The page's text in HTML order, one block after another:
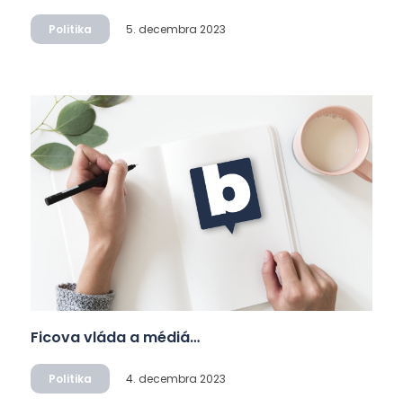
Politika 5. decembra 2023
Ficova vláda a médiá…
Politika 4. decembra 2023